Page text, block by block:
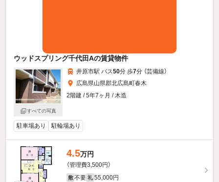
ウッドスプリング千代田Aの賃貸物件
すべての写真
井原市駅 バス50分 歩7分 （芸備線）
広島県山県郡北広島町春木
2階建 / 5年7ヶ月 / 木造
駐車場あり 駐輪場あり
4.5万円
（管理費3,500円）
敷 不要 礼 55,000円